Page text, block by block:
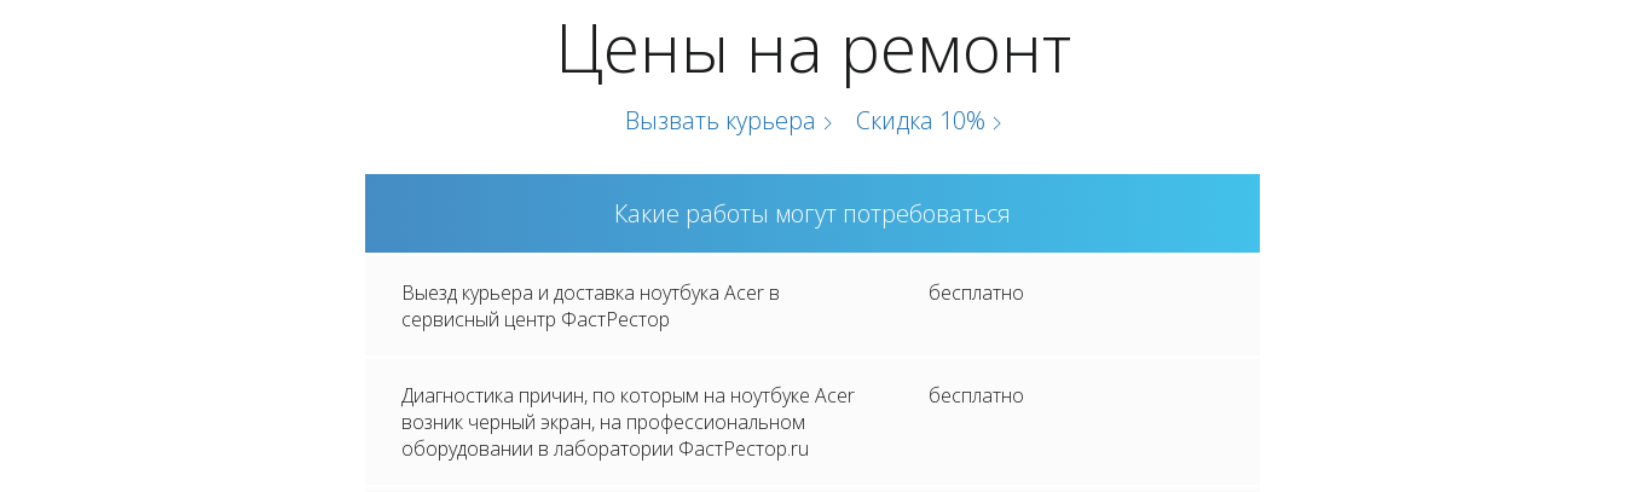
Цены на ремонт
Вызвать курьера Скидка 10%
Какие работы могут потребоваться
Выезд курьера и доставка ноутбука Acer в
сервисный центр ФастРестор
бесплатно
Диагностика причин, по которым на ноутбуке Acer
возник черный экран, на профессиональном
оборудовании в лаборатории ФастРестор.ru
бесплатно